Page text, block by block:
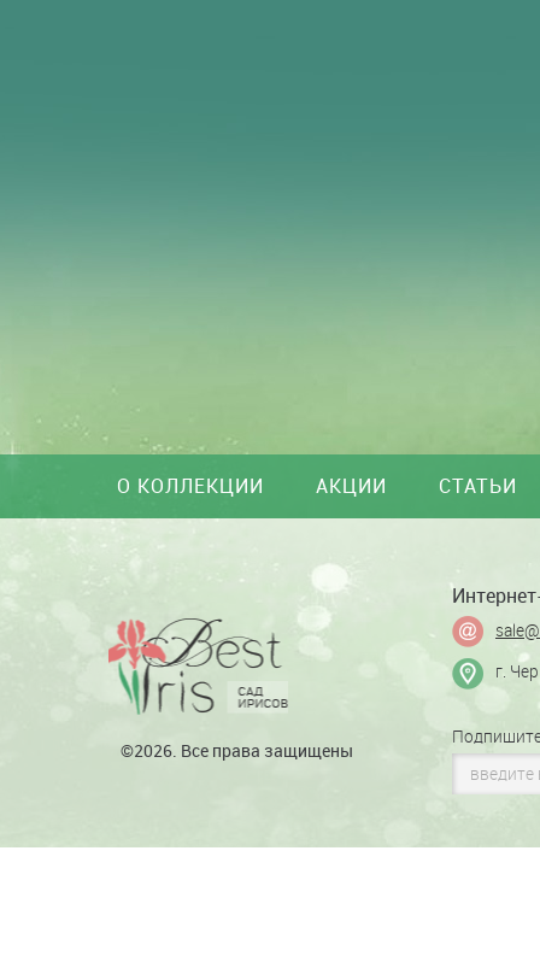
О КОЛЛЕКЦИИ АКЦИИ СТАТЬИ
©2026. Все права защищены
г.